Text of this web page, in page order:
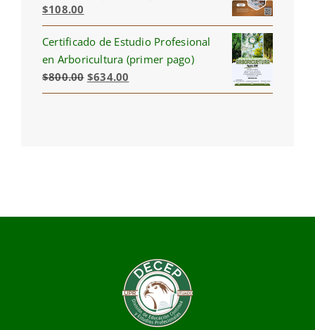
Original
price
was:
$200.00.
$108.00
price
is:
$108.00.
Certificado de Estudio Profesional
en Arboricultura (primer pago)
$800.00 Original
price
$634.00
price